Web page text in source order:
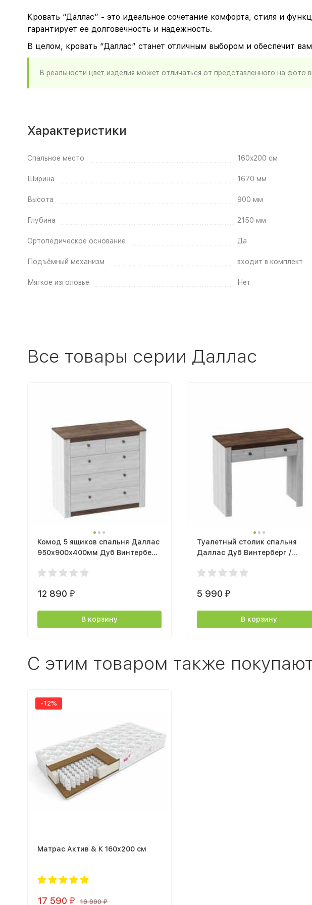
Кровать “Даллас” - это идеальное сочетание комфорта, стиля и
гарантирует ее долговечность и надежность.
В целом, кровать “Даллас” станет отличным выбором и обеспечит
В реальности цвет изделия может отличаться от представленного на фото
Характеристики
Спальное место 160x200 см
Ширина 1670 мм
Высота 900 мм
Глубина 2150 мм
Ортопедическое основание Да
Подъёмный механизм входит в комплект
Мягкое изголовье Нет
Все товары серии Даллас
Комод 5 ящиков спальня Даллас
950х900х400мм Дуб Винтерберг
12 890 ₽
В корзину
Туалетный столик спальня
Даллас Дуб Винтерберг /
5 990₽
В корзину
C этим товаром также
-12%
Матрас Актив & К 160х200 см
17 590 ₽ 19 990₽